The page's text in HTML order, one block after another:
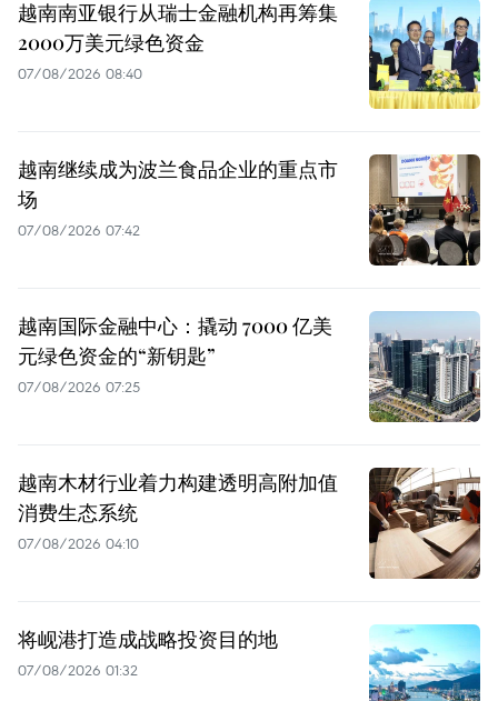
越南南亚银行从瑞士金融机构再筹集
2000万美元绿色资金
07/08/2026 08:40
越南继续成为波兰食品企业的重点市
场
07/08/2026 07:42
越南国际金融中心：撬动 7000 亿美
元绿色资金的“新钥匙”
07/08/2026 07:25
越南木材行业着力构建透明高附加值
消费生态系统
07/08/2026 04:10
将岘港打造成战略投资目的地
07/08/2026 01:32